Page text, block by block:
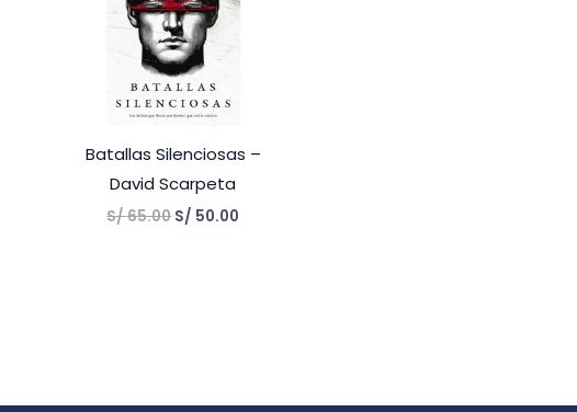
Batallas Silenciosas –
David Scarpeta
S/65.00S/ 50.00